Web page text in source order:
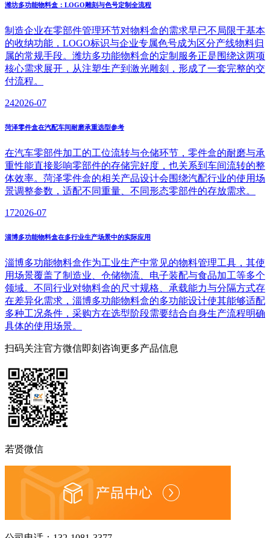
潍坊多功能物料盒：LOGO雕刻与色号定制全流程
制造企业在零部件管理环节对物料盒的需求早已不局限于基本
的收纳功能，LOGO标识与企业专属色号成为区分产线物料归
属的常规手段。潍坊多功能物料盒的定制服务正是围绕这两项
核心需求展开，从注塑生产到激光雕刻，形成了一套完整的交
付流程。
242026-07
菏泽零件盒在汽配车间耐磨承重选型参考
在汽车零部件加工的工位流转与仓储环节，零件盒的耐磨与承
重性能直接影响零部件的存储完好度，也关系到车间流转的整
体效率。菏泽零件盒的相关产品设计会围绕汽配行业的使用场
景调整参数，适配不同重量、不同形态零部件的存放需求。
172026-07
淄博多功能物料盒在多行业生产场景中的实际应用
淄博多功能物料盒作为工业生产中常见的物料管理工具，其使
用场景覆盖了制造业、仓储物流、电子装配与食品加工等多个
领域。不同行业对物料盒的尺寸规格、承载能力与分隔方式存
在差异化需求，淄博多功能物料盒的多功能设计使其能够适配
多种工况条件，采购方在选型阶段需要结合自身生产流程明确
具体的使用场景。
扫码关注官方微信即刻咨询更多产品信息
若贤微信